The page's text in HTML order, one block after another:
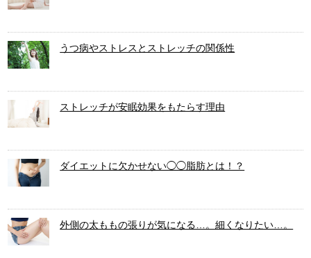
うつ病やストレスとストレッチの関係性
ストレッチが安眠効果をもたらす理由
ダイエットに欠かせない◯◯脂肪とは！？
外側の太ももの張りが気になる…。細くなりたい…。